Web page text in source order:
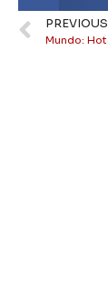
PREVIOUS